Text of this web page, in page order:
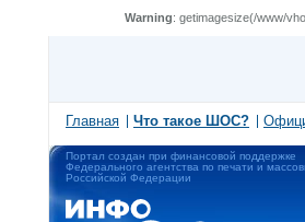
Warning: getimagesize(/www/
Главная Что такое ШОС?
Портал создан при финансовой поддержке
Федерального агентства по печати и
Российской Федерации